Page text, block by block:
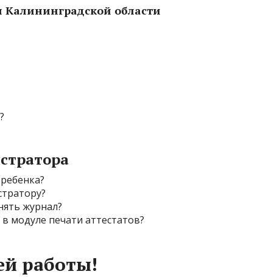
области
журнал?
модуле печати аттестатов?
работы!